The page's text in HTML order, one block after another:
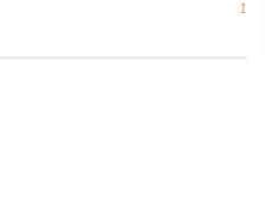
1